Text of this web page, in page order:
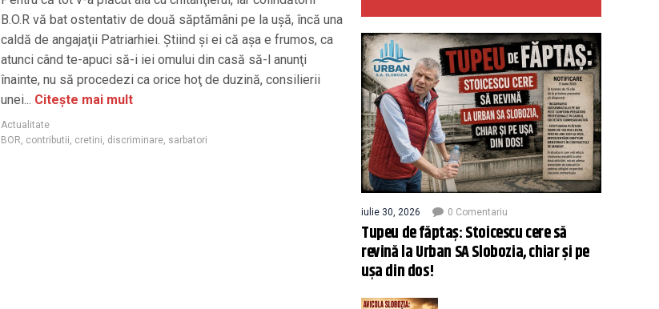
B.O.R vă bat ostentativ de două săptămâni pe la uşă, încă una
caldă de angajaţii Patriarhiei. Ştiind şi ei că aşa e frumos, ca
atunci când te-apuci să-i iei omului din casă să-l anunţi
înainte, nu să procedezi ca orice hoţ de duzină, consilierii
unei... Citește mai mult
Actualitate
BOR, contributii, cretini, discriminare, sarbatori
iulie 30, 2026 0 Comentariu
Tupeu de făptaș: Stoicescu cere să
revină la Urban SA Slobozia, chiar și pe
ușa din dos!